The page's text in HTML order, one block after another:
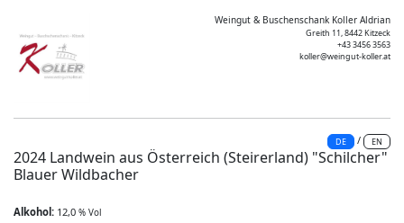
Weingut & Buschenschank Koller Aldrian
Greith 11, 8442 Kitzeck
+43 3456 3563
koller@weingut-koller.at
DE / EN
2024 Landwein aus Österreich (Steirerland) "Schilcher"
Blauer Wildbacher
Alkohol: 12,0 % Vol